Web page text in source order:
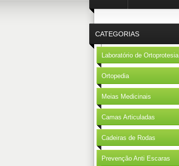
CATEGORIAS
Laboratório de Ortoprotesia
Ortopedia
Meias Medicinais
Camas Articuladas
Cadeiras de Rodas
Prevenção Anti Escaras